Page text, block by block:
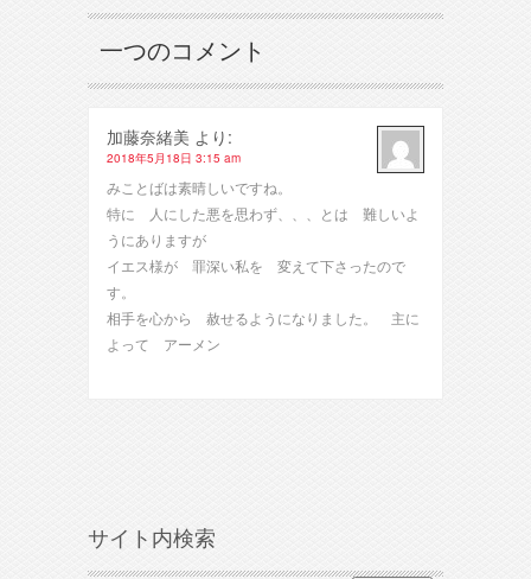
一つのコメント
加藤奈緒美 より:
2018年5月18日 3:15 am
みことばは素晴しいですね。
特に 人にした悪を思わず、、、とは 難しいよ
うにありますが
イエス様が 罪深い私を 変えて下さったので
す。
相手を心から 赦せるようになりました。 主に
よって アーメン
サイト内検索